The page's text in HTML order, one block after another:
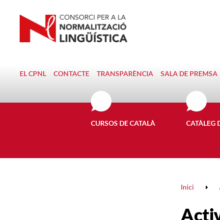
EL CPNL CONTACTE TRANSPARÈNCIA SALA DE PREMSA
CURSOS DE CATALÀ CATÀLEG
Inici